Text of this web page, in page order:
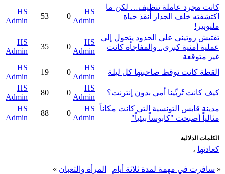
كانت مجرد عاملة تنظيف… لكن ما
اكتشفته خلف الجدار أنقذ حياة
مليونير!
HS
Admin
0
53
HS
Admin
تفتيش روتيني على الحدود يتحول إلى
عملية أمنية كبرى.. والمفاجأة كانت
غير متوقعة
HS
Admin
0
35
HS
Admin
القطة كانت توقظ صاحبتها كل ليلة
HS
Admin
0
19
HS
Admin
كيف كانت تُربِّينا أمي بدون إنترنت؟
HS
Admin
0
80
HS
Admin
مدينة قابس التونسية التي كانت مكاناً
مثالياً أصبحت "كابوساً بيئياً"
HS
Admin
0
88
HS
Admin
الكلمات الدلالية
كعادتها ،
« سافرت في مهمة لمدة ثلاثة أيام | المرأة والثعبان »